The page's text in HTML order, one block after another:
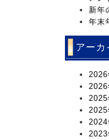
新年
年末
アーカ
2026
2026
2025
2025
2024
2023